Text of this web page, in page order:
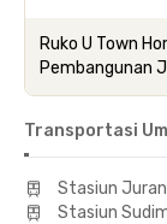
Ruko U Town
Pembangunan
Transportasi
Stasiun
Stasiun